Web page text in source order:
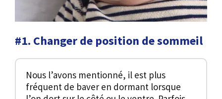
#1. Changer de position de sommeil
Nous l’avons mentionné, il est plus
fréquent de baver en dormant lorsque